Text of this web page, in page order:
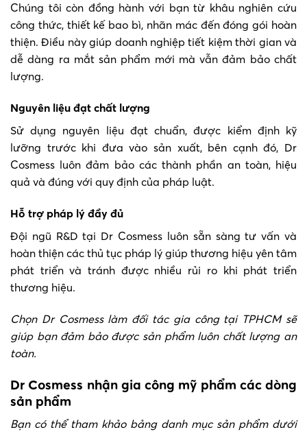
Chúng tôi còn đồng hành với bạn từ khâu nghiên cứu
công thức, thiết kế bao bì, nhãn mác đến đóng gói hoàn
thiện. Điều này giúp doanh nghiệp tiết kiệm thời gian và
dễ dàng ra mắt sản phẩm mới mà vẫn đảm bảo chất
lượng.
Nguyên liệu đạt chất lượng
Sử dụng nguyên liệu đạt chuẩn, được kiểm định kỹ
lưỡng trước khi đưa vào sản xuất, bên cạnh đó, Dr
Cosmess luôn đảm bảo các thành phần an toàn, hiệu
quả và đúng với quy định của pháp luật.
Hỗ trợ pháp lý đầy đủ
Đội ngũ R&D tại Dr Cosmess luôn sẵn sàng tư vấn và
hoàn thiện các thủ tục pháp lý giúp thương hiệu yên tâm
phát triển và tránh được nhiều rủi ro khi phát triển
thương hiệu.
Chọn Dr Cosmess làm đối tác gia công tại TPHCM sẽ
giúp bạn đảm bảo được sản phẩm luôn chất lượng an
toàn.
Dr Cosmess nhận gia công mỹ phẩm các dòng
sản phẩm
Bạn có thể tham khảo bảng danh mục sản phẩm dưới